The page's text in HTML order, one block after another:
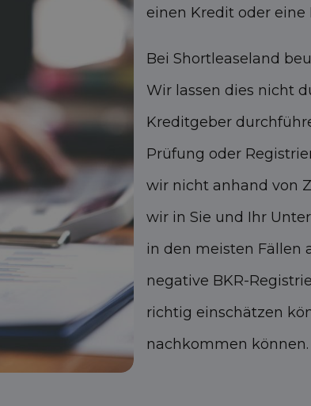
einen Kredit oder
Bei Shortleaseland
Wir lassen dies nicht
Kreditgeber
Prüfung oder
wir nicht anhand von
wir in Sie und Ihr
in den meisten Fällen
negative BKR-
richtig einschätzen
nachkommen können.